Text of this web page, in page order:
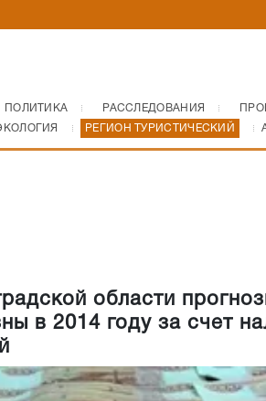
ПОЛИТИКА РАССЛЕДОВАНИЯ
РЕГИОН ТУРИСТИЧЕСКИЙ
области
в 2014 году за счет